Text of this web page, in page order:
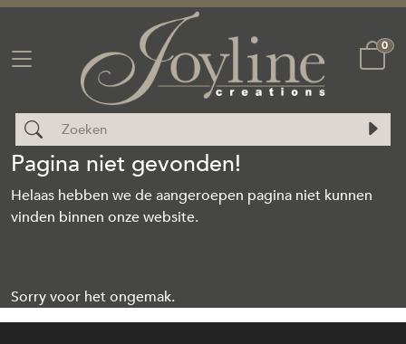
0
Pagina niet gevonden!
Helaas hebben we de aangeroepen pagina niet kunnen
vinden binnen onze website.
Sorry voor het ongemak.